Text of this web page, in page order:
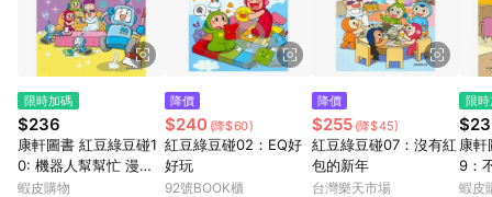
作者&經典角色 / 人氣卡通大集合 / 地墊&圍欄 / 外文&英文童書 /
套書專區 / 各式零嘴&堅果&珍珠&果乾&糖果 / 兒童耳機&耳麥 /
水果專區 / 親子理財書單 / 6~8歲推薦書單 / 箱購專區 / 寶可夢
pokemon玩具 / 世界名著 / 廚房家電 / 蔬果汁&奶粉 / 體能玩具 /
限時加碼
$236
康軒圖書 紅豆綠豆碰1
0: 機器人幫幫忙 漫畫
知識酷 📚好學生線上
蝦皮購物
降價
$240 (降$60)
紅豆綠豆碰02：EQ好
好玩
92號BOOK櫃
降價
$255 (降$45)
紅豆綠豆碰07：沒有紅
包的新年
台灣樂天市場
限
康軒
9：
畫知
蝦皮